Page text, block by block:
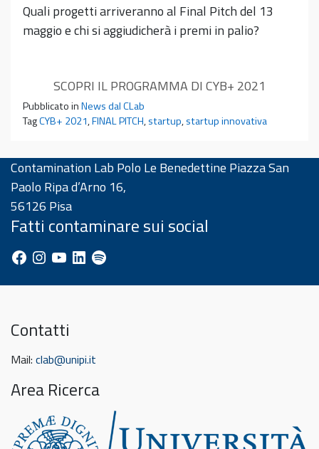
Quali progetti arriveranno al Final Pitch del 13
maggio e chi si aggiudicherà i premi in palio?
SCOPRI IL PROGRAMMA DI CYB+ 2021
Pubblicato inNews dal CLab
TagCYB+ 2021,FINAL PITCH,startup,startup innovativa
Contamination Lab Polo Le Benedettine Piazza San
Paolo Ripa d’Arno 16,
56126 Pisa
Fatti contaminare sui social
Facebook
Instagram
YouTube
LinkedInSpotify
Contatti
Mail: clab@unipi.it
Area Ricerca